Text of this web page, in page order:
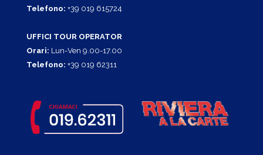
Telefono: +39 019 615724
UFFICI TOUR OPERATOR
Orari: Lun-Ven 9.00-17.00
Telefono: +39 019 62311